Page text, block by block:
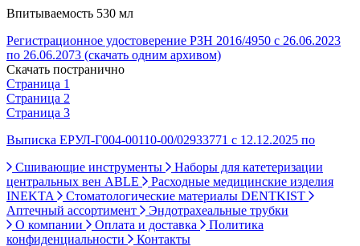
Впитываемость 530 мл
Регистрационное удостоверение РЗН 2016/4950 с 26.06.2023
по 26.06.2073 (скачать одним архивом)
Скачать постранично
Страница 1
Страница 2
Страница 3
Выписка ЕРУЛ-Г004-00110-00/02933771 с 12.12.2025 по
Сшивающие инструменты
Наборы для катетеризации
центральных вен ABLE
Расходные медицинские изделия
INEKTA
Стоматологические материалы DENTKIST
Аптечный ассортимент
Эндотрахеальные трубки
О компании
Оплата и доставка
Политика
конфиденциальности
Контакты